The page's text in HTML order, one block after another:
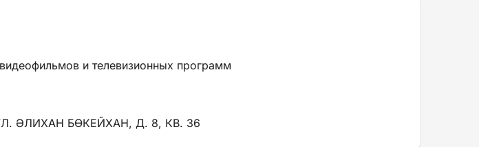
и телевизионных программ
ӘЛИХАН БӨКЕЙХАН, Д. 8, КВ. 36